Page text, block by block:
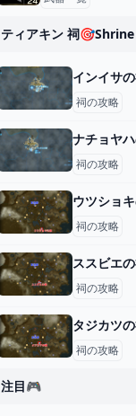
ティアキン 祠🎯shrine
祠の攻略
祠の攻略
祠の攻略
祠の攻略
祠の攻略
注目🎮